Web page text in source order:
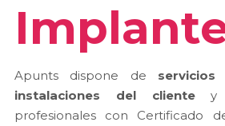
Apunts dispone de
instalaciones del clientey
profesionales con Certificado